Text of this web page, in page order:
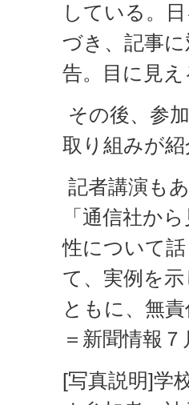
している。
づき、記事
告。目に見
その後、参
取り組みが
記者講演も
「通信社か
性について
て、実例を
ともに、無
＝新聞情報
[写真説明]学